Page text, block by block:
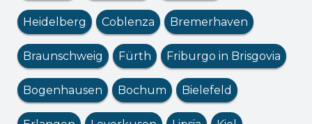
Heidelberg Coblenza Bremerhaven
Braunschweig Fürth Friburgo in Brisgovia
Bogenhausen Bochum Bielefeld